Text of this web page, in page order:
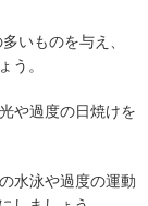
いものを与え、
う。
や過度の日焼けを
水泳や過度の運動